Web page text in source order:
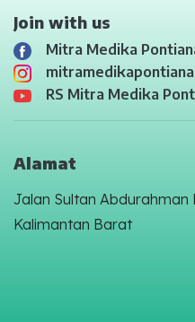
Join with us
Mitra Medika
RS Mitra Medika
Alamat
Jalan Sultan Abdurahman
Kalimantan Barat